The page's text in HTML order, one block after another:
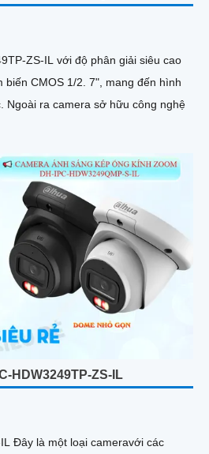
ZS-IL với độ phân giải siêu cao
biến CMOS 1/2. 7", mang đến hình
HDW3249TP-ZS-IL
Đây là một loại cameravới các